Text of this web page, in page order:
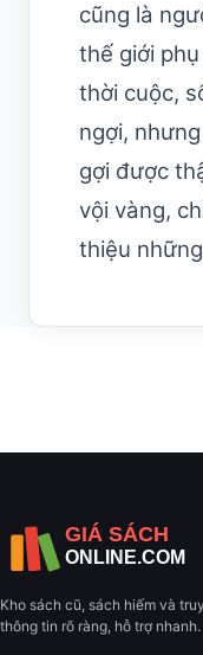
cũng là
thế giới
thời cuộc,
ngợi,
gợi được
vội vàng,
thiệu
Kho sách cũ, sách hiếm và
thông tin rõ ràng, hỗ trợ nhanh.